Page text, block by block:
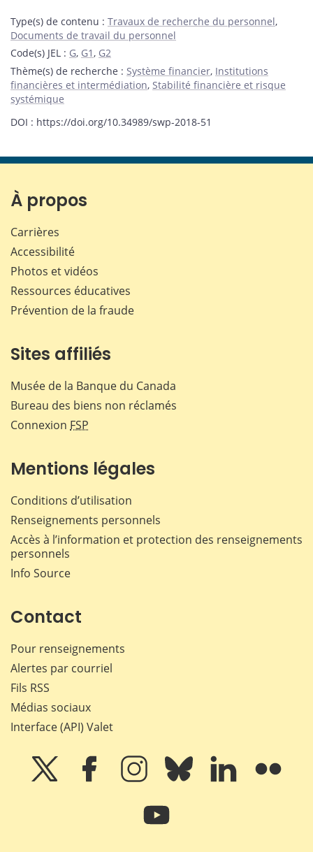
Type(s) de contenu : Travaux de recherche du personnel,
Documents de travail du personnel
Code(s) JEL : G, G1, G2
Thème(s) de recherche : Système financier, Institutions
financières et intermédiation, Stabilité financière et risque
systémique
DOI : https://doi.org/10.34989/swp-2018-51
À propos
Carrières
Accessibilité
Photos et vidéos
Ressources éducatives
Prévention de la fraude
Sites affiliés
Musée de la Banque du Canada
Bureau des biens non réclamés
Connexion FSP
Mentions légales
Conditions d’utilisation
Renseignements personnels
Accès à l’information et protection des renseignements
personnels
Info Source
Contact
Pour renseignements
Alertes par courriel
Fils RSS
Médias sociaux
Interface (API) Valet